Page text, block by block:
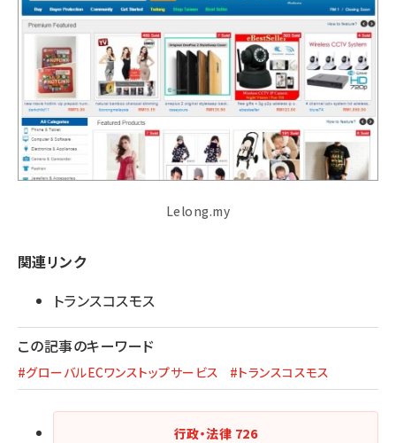
Lelong.my
関連リンク
トランスコスモス
この記事のキーワード
#グローバルECワンストップサービス #トランスコスモス
行政・法律 726